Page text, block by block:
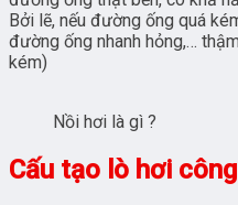
Bởi lẽ, nếu đường ống quá
đường ống nhanh hỏng,…
kém)
Nồi hơi là gì ?
Cấu tạo lò hơi